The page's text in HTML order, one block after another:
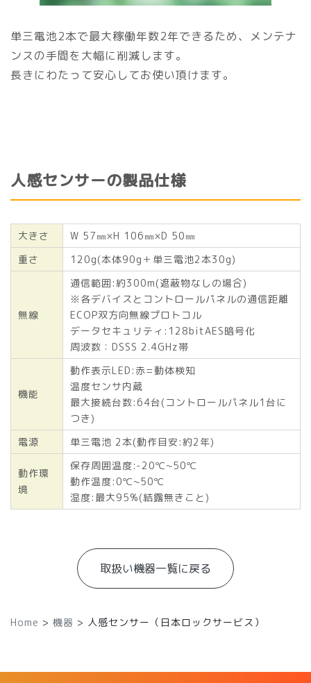
単三電池2本で最大稼働年数2年できるため、メンテナ
ンスの手間を大幅に削減します。
長きにわたって安心してお使い頂けます。
人感センサーの製品仕様
大きさ
W 57㎜×H 106㎜×D 50㎜
重さ
120g(本体90g＋単三電池2本30g)
無線
通信範囲:約300m(遮蔽物なしの場合)
※各デバイスとコントロールパネルの通信距離
ECOP双方向無線プロトコル
データセキュリティ:128bitAES暗号化
周波数：DSSS 2.4GHz帯
機能
動作表示LED:赤=動体検知
温度センサ内蔵
最大接続台数:64台(コントロールパネル1台に
つき)
電源
単三電池 2本(動作目安:約2年)
動作環
境
保存周囲温度:-20℃~50℃
動作温度:0℃~50℃
湿度:最大95%(結露無きこと)
取扱い機器⼀覧に戻る
Home > 機器 > 人感センサー（日本ロックサービス）